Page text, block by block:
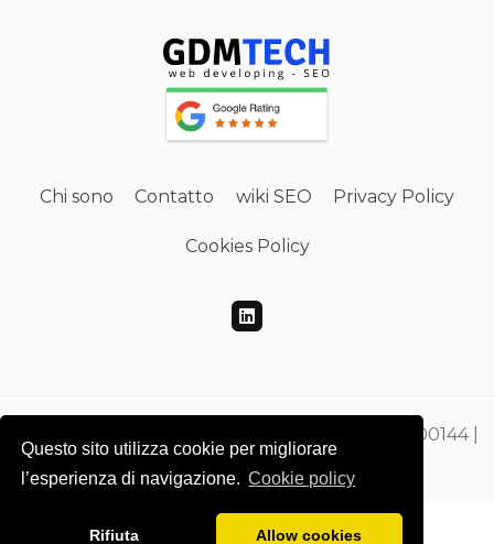
Questo sito utilizza cookie per migliorare
l’esperienza di navigazione. Cookie policy
Rifiuta Allow cookies
Chi sono Contatto wiki SEO Privacy Policy
Cookies Policy
Gdmtech Web Developing e SEO | PI 00865500144 |
CF DMEGZN73A10F205M